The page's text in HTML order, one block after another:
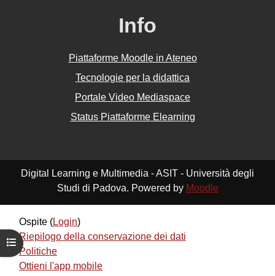
Apri indice del corso
Info
Piattaforme Moodle in Ateneo
Tecnologie per la didattica
Portale Video Mediaspace
Status Piattaforme Elearning
Digital Learning e Multimedia - ASIT - Università degli
Studi di Padova. Powered by Moodle
Ospite (Login)
Riepilogo della conservazione dei dati
Politiche
Ottieni l'app mobile